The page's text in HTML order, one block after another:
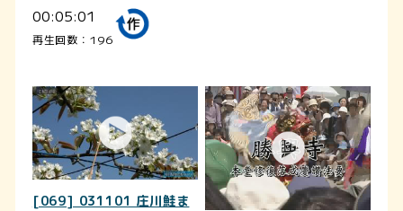
00:05:01
再生回数：196
[069] 031101 庄川鮭ま